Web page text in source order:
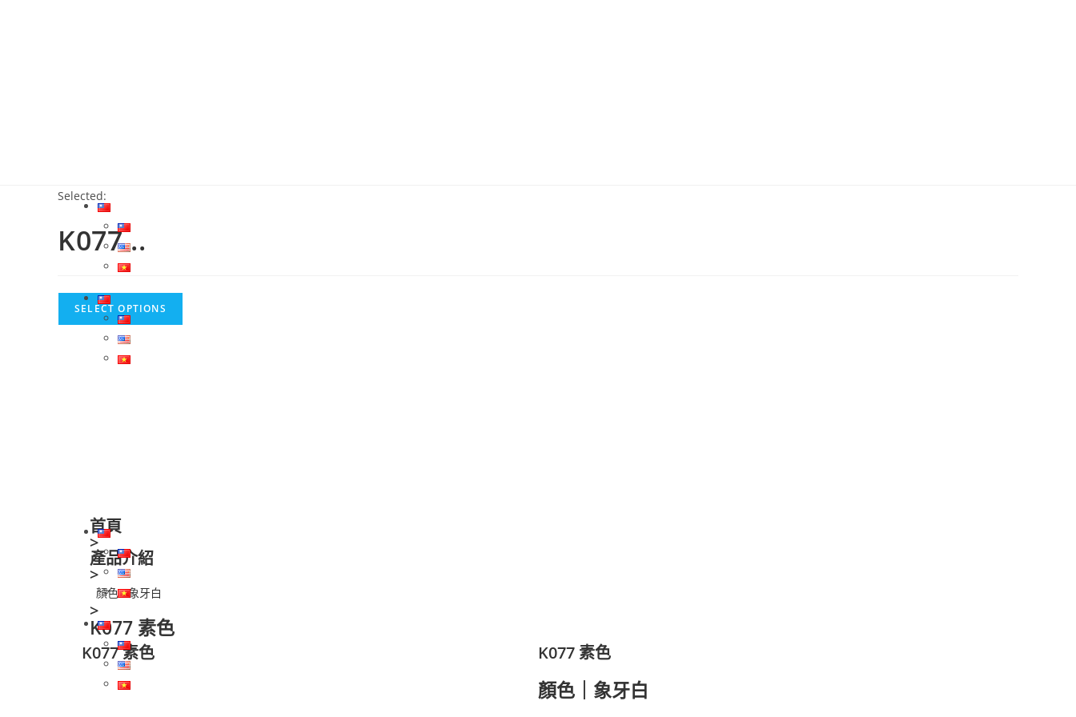
Selected:
K077...
SELECT OPTIONS
首頁
>
產品介紹
>
顏色 象牙白
>
K077 素色
K077 素色 K077 素色
顏色｜象牙白